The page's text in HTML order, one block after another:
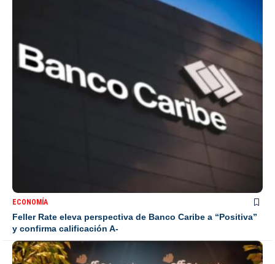
ECONOMÍA
Feller Rate eleva perspectiva de Banco Caribe a “Positiva”
y confirma calificación A-